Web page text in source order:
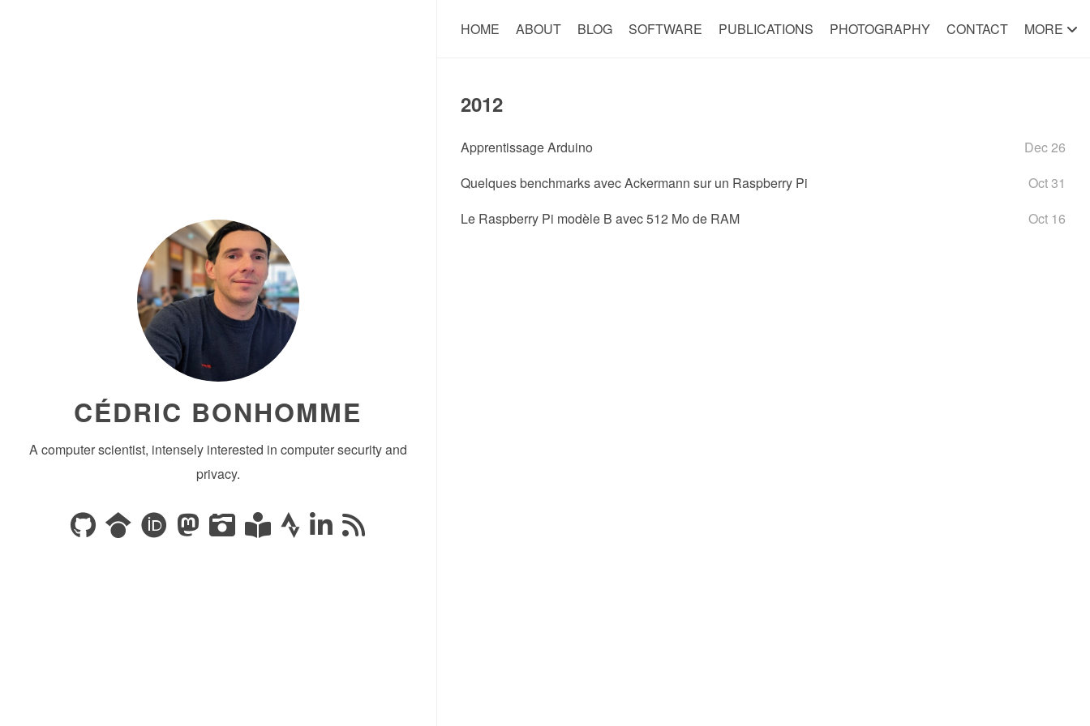
CÉDRIC BONHOMME
A computer scientist, intensely interested in computer security and
privacy.
HOME ABOUT BLOG SOFTWARE PUBLICATIONS PHOTOGRAPHY CONTACT MORE
2012
Apprentissage Arduino
Dec 26
Quelques benchmarks avec Ackermann sur un Raspberry Pi
Oct 31
Le Raspberry Pi modèle B avec 512 Mo de RAM
Oct 16